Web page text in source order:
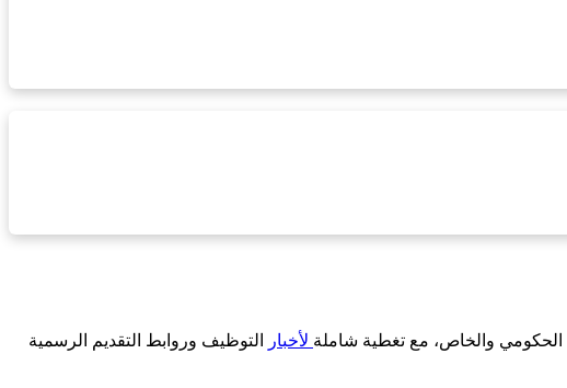
والخاص، مع تغطية شاملة لأخبار
التوظيف وروابط التقديم الرسمية